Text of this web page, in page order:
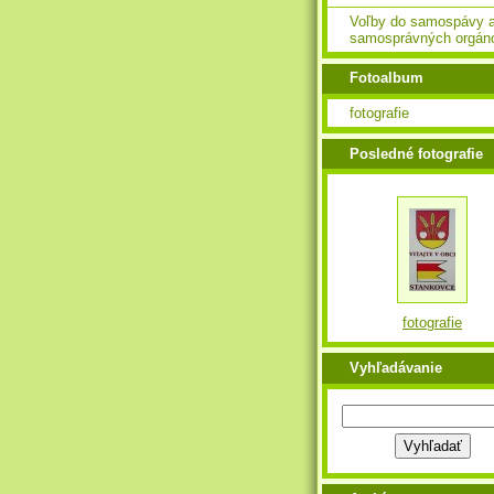
Voľby do samospávy
samosprávných
Fotoalbum
fotografie
Posledné fotografie
fotografie
Vyhľadávanie